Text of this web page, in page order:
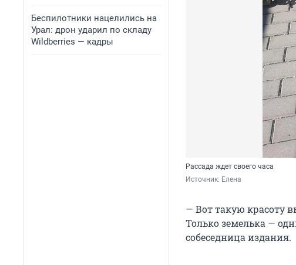
Беспилотники нацелились на
Урал: дрон ударил по складу
Wildberries — кадры
Рассада ждет своего часа
Источник: Елена
— Вот такую красоту
Только земелька —
собеседница издания.